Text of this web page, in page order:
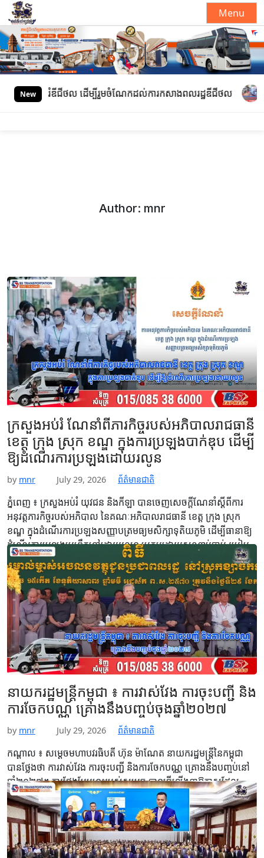
Menu
S
k
i
p
New
ល ដើម្បីរួមចំណែកដល់ការកសាងពលរដ្ឋឌីជីថល ក្រសួងសាធារណការ
Author: mnr
ក្រសួងអប់រំ ណែនាំពីភារកិច្ចរបស់អភិបាលរាជធានី
ខេត្ត ក្រុង ស្រុក ខណ្ឌ ក្នុងការប្រឡងបាក់ឌុប ដើម្បី
ឱ្យដំណើរការប្រឡងដោយរលូន
by mnr July 29, 2026 ព័ត៌មានជាតិ
ភ្នំពេញ ៖ ក្រសួងអប់រំ យុវជន និងកីឡា បានចេញសេចក្ដីណែនាំស្ដីពីការ
អនុវត្តភារកិច្ចរបស់អភិបាល នៃគណៈអភិបាលរាជធានី ខេត្ត ក្រុង ស្រុក
ខណ្ឌ ក្នុងដំណើរការប្រឡងសញ្ញាបត្រមធ្យមសិក្សាទុតិយភូមិ ដើម្បីធានាឱ្យ
ដំណើរការប្រឡងប្រព្រឹត្តទៅដោយរលូន ប្រកបដោយសណ្ដាប់ធ្នាប់ របៀប
រៀបរយល្អ ពិសេសគោរពតាមគោលការណ៍ច្បាប់ យុត្តិធម៌ តម្លាភាព និង
លទ្ធផលទទួលយកបានសម្រាប់បេក្ខជន មាតាបិតា…
Read More
នាយករដ្ឋមន្ដ្រីកម្ពុជា ៖ ការវាស់វែង ការចុះបញ្ជី និង
ការចែកបណ្ណ គ្រោងនឹងបញ្ចប់ចុងឆ្នាំ២០២៧
by mnr July 29, 2026 ព័ត៌មានជាតិ
កណ្ដាល ៖ សម្ដេចមហាបវរធិបតី ហ៊ុន ម៉ាណែត នាយករដ្ឋមន្ត្រីនៃកម្ពុជា
បានថ្លែងថា ការវាស់វែង ការចុះបញ្ជី និងការចែកបណ្ណ គ្រោងនឹងបញ្ចប់នៅ
ឆ្នាំ២០២៧។ ការថ្លែងបែបនេះរបស់សម្ដេច បានធ្វើឡើងនាឱកាសដែល
សម្ដេច អញ្ជើញប្រគល់បណ្ណដីធ្លីជាង២ម៉ឺនបណ្ណ ជូនប្រជាពលរដ្ឋ ស្រុកខ្សាច់
កណ្តាល ខេត្តកណ្តាល នៅថ្ងៃទី២៩ ខែកក្កដា…
Read More